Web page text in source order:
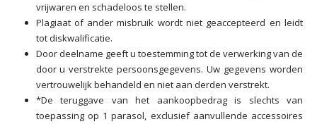
vrijwaren en schadeloos te stellen.
Plagiaat of ander misbruik wordt niet geaccepteerd en leidt
tot diskwalificatie.
Door deelname geeft u toestemming tot de verwerking van de
door u verstrekte persoonsgegevens. Uw gegevens worden
vertrouwelijk behandeld en niet aan derden verstrekt.
*De teruggave van het aankoopbedrag is slechts van
toepassing op 1 parasol, exclusief aanvullende accessoires